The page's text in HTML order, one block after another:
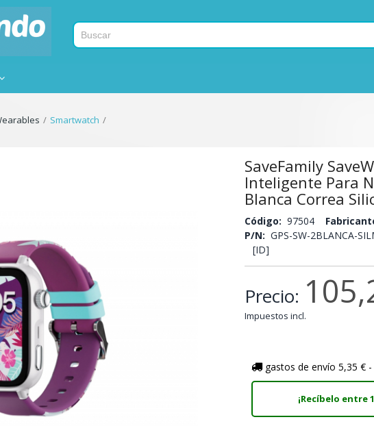
Smartwatch
SaveFamily
Inteligente Para
Blanca Correa
Código: 97504
P/N: GPS-SW-2BLANCA-
[ID]
Precio:
Impuestos incl.
gastos de envío 5,35 € -
¡Recíbelo entre